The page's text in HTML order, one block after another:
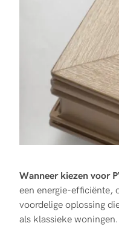
Wanneer kiezen voor
een energie-efficiënte,
voordelige oplossing
als klassieke woningen.